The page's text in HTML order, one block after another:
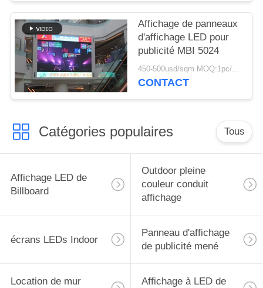
Affichage de panneaux
d'affichage LED pour
publicité MBI 5024
450-500usd/sqm MOQ:1pc/1sqm
CONTACT
Catégories populaires Tous
Affichage LED de
Billboard
Outdoor pleine
couleur conduit
affichage
écrans LEDs Indoor
Panneau d'affichage
de publicité mené
Location de mur Affichage à LED de